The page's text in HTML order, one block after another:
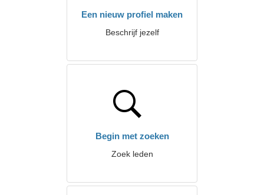
Een nieuw profiel maken
Beschrijf jezelf
Begin met zoeken
Zoek leden